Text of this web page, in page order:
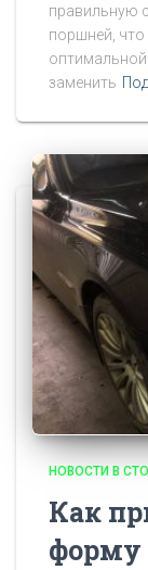
правильную
поршней,
оптимальной
заменить
НОВОСТИ В СТО
Как
форму